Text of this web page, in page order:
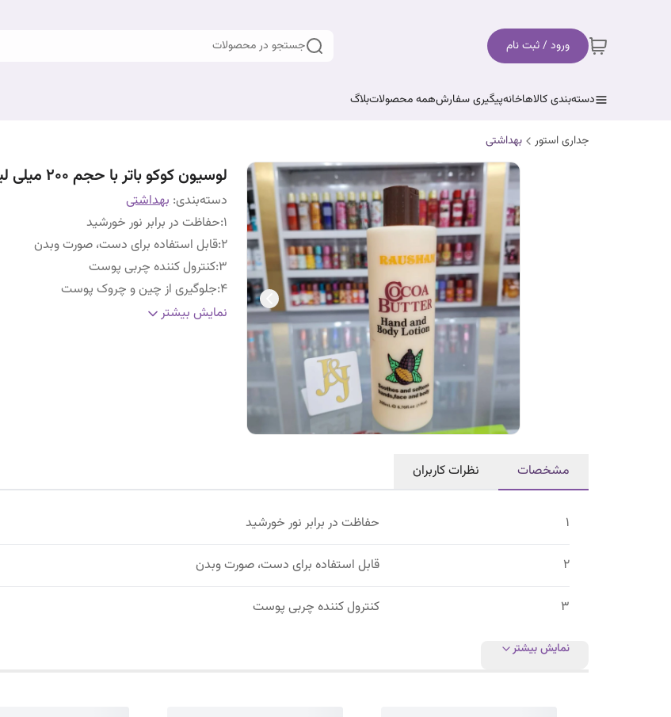
ورود / ثبت نام جستجو در محصولات
دسته‌بندی کالاهاخانهپیگیری سفارشهمه محصولاتبلاگ
جداری استور بهداشتی
لوسیون کوکو باتر با حجم 200 میلی لیتر
دسته‌بندی:بهداشتی
1
:حفاظت در برابر نور خورشید
2
:قابل استفاده برای دست، صورت وبدن
3
:کنترول کننده چربی پوست
4
:جلوگیری از چین و چروک پوست
5
:تسکین کشیدگی های قبل و بعد از بارداری
نمایش بیشتر
مشخصات نظرات کاربران
1 حفاظت در برابر نور خورشید
2 قابل استفاده برای دست، صورت وبدن
3 کنترول کننده چربی پوست
نمایش بیشتر